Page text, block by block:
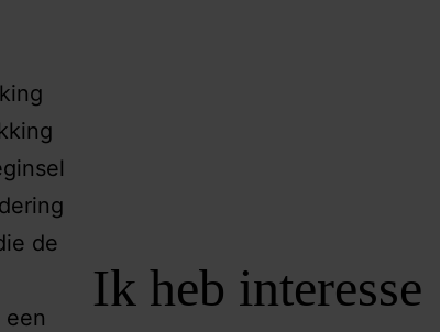
de
Ik heb interesse